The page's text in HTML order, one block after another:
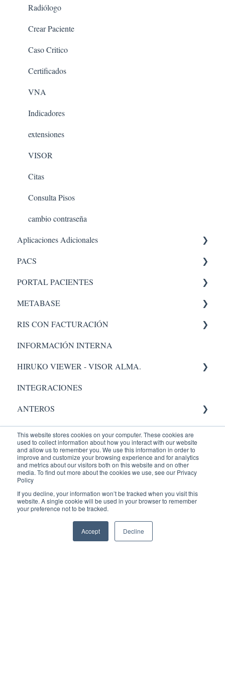
This website stores cookies on your computer. These cookies are
used to collect information about how you interact with our website
and allow us to remember you. We use this information in order to
improve and customize your browsing experience and for analytics
and metrics about our visitors both on this website and on other
media. To find out more about the cookies we use, see our Privacy
Policy
If you decline, your information won’t be tracked when you visit this
website. A single cookie will be used in your browser to remember
your preference not to be tracked.
Accept Decline
Radiólogo
Crear Paciente
Caso Critico
Certificados
VNA
Indicadores
extensiones
VISOR
Citas
Consulta Pisos
cambio contraseña
Aplicaciones Adicionales
Aplicaciones internas
PACS
PACS 5
Administrador
Pacs
PORTAL PACIENTES
Administración - portal
METABASE
Metabase
Administrador
RIS CON FACTURACIÓN
Facturacion
Administración
INFORMACIÓN INTERNA
HIRUKO VIEWER - VISOR ALMA.
Visor Alma
INTEGRACIONES
ANTEROS
Administrador
AIC
Validación.
Administrador
PACS
Recepción
RADIOLOGY
Equipos Médicos
Entrenamientos
ENTRENAMIENTOS AQUILA
PACIENTES
Portal Paciente
Reconocimiento de Voz